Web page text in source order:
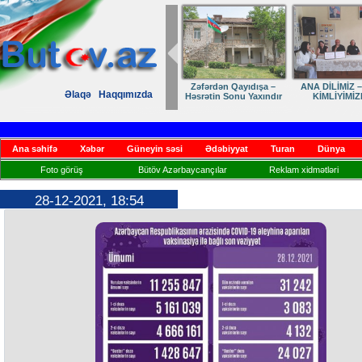
Əlaqə Haqqımızda
Dostumuza sürpriz
yubiley təbriki
Elmanın öz
Ana səhifə Xəbər Güneyin səsi Ədəbiyyat Turan Dünya
Foto görüş Bütöv Azərbaycançılar Reklam xidmətləri
28-12-2021, 18:54